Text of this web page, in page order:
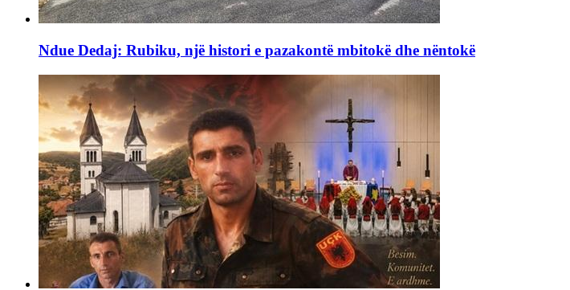
Ndue Dedaj: Rubiku, një histori e pazakontë mbitokë dhe nëntokë